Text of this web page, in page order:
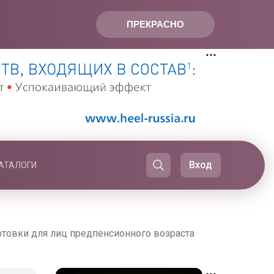
ПРЕКРАСНО
Вход
для лиц предпенсионного возраста